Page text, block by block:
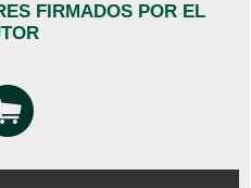
FIRMADOS POR EL